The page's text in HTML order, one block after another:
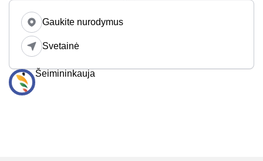
Gaukite nurodymus
Svetainė
Šeimininkauja